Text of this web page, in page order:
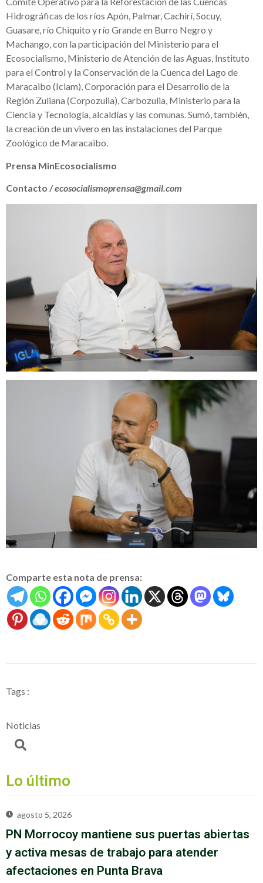
Hidrográficas de los ríos Apón, Palmar, Cachirí, Socuy,
Guasare, río Chiquito y río Grande en Burro Negro y
Machango, con la participación del Ministerio para el
Ecosocialismo, Ministerio de Atención de las Aguas, Instituto
para el Control y la Conservación de la Cuenca del Lago de
Maracaibo (Iclam), Corporación para el Desarrollo de la
Región Zuliana (Corpozulia), Carbozulia, Ministerio para la
Ciencia y Tecnología, alcaldías y las comunas. Sumó, también,
la creación de un vivero en las instalaciones del Parque
Zoológico de Maracaibo.
Prensa MinEcosocialismo
Contacto /ecosocialismoprensa@gmail.com
Comparte esta nota de prensa:
Tags :
Noticias
Lo último
agosto 5, 2026
PN Morrocoy mantiene sus puertas abiertas
y activa mesas de trabajo para atender
afectaciones en Punta Brava